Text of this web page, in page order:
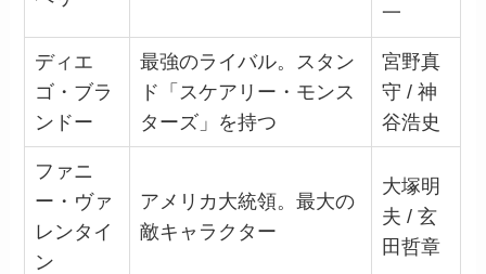
一
ディエ
ゴ・ブラ
ンドー
最強のライバル。スタン
ド「スケアリー・モンス
ターズ」を持つ
宮野真
守 / 神
谷浩史
ファニ
ー・ヴァ
レンタイ
ン
アメリカ大統領。最大の
敵キャラクター
大塚明
夫 / 玄
田哲章